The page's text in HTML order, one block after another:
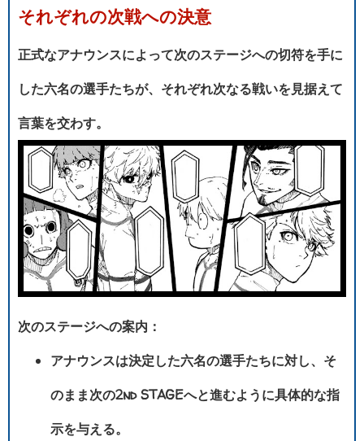
それぞれの次戦への決意
正式なアナウンスによって次のステージへの切符を手に
した六名の選手たちが、それぞれ次なる戦いを見据えて
言葉を交わす。
次のステージへの案内：
アナウンスは決定した六名の選手たちに対し、そ
のまま次の2nd STAGEへと進むように具体的な指
示を与える。